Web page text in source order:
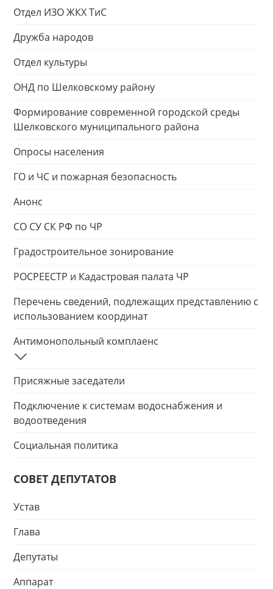
Отдел ИЗО ЖКХ ТиС
Дружба народов
Отдел культуры
ОНД по Шелковскому району
Формирование современной городской среды
Шелковского муниципального района
Опросы населения
ГО и ЧС и пожарная безопасность
Анонс
СО СУ СК РФ по ЧР
Градостроительное зонирование
РОСРЕЕСТР и Кадастровая палата ЧР
Перечень сведений, подлежащих представлению с
использованием координат
Антимонопольный комплаенс
Присяжные заседатели
Подключение к системам водоснабжения и
водоотведения
Социальная политика
СОВЕТ ДЕПУТАТОВ
Устав
Глава
Депутаты
Аппарат